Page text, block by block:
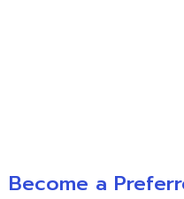
Become a